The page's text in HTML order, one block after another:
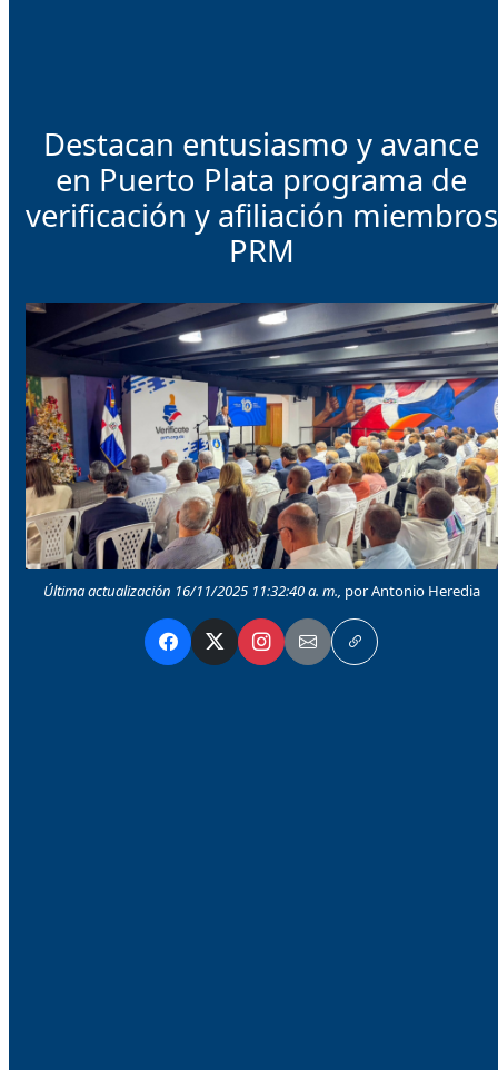
Destacan entusiasmo y avance
en Puerto Plata programa de
verificación y afiliación miembros
PRM
Última actualización 16/11/2025 11:32:40 a. m., por Antonio Heredia